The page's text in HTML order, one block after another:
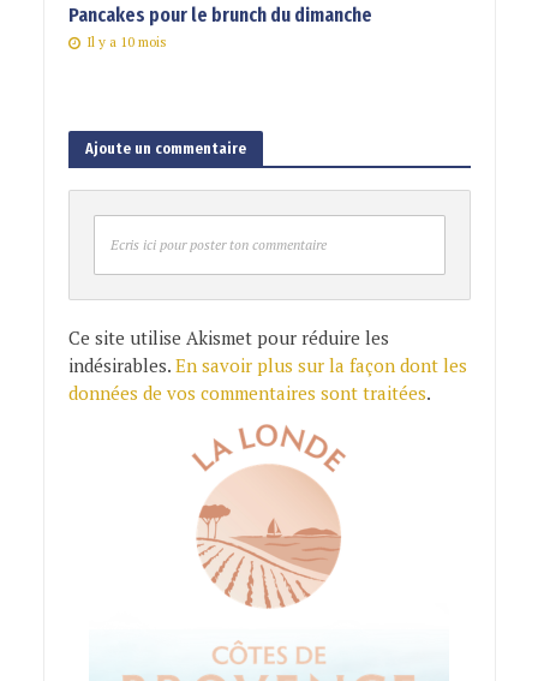
Pancakes pour le brunch du dimanche
Il y a 10 mois
Ajoute un commentaire
Ecris ici pour poster ton commentaire
Ce site utilise Akismet pour réduire les
indésirables. En savoir plus sur la façon dont les
données de vos commentaires sont traitées.